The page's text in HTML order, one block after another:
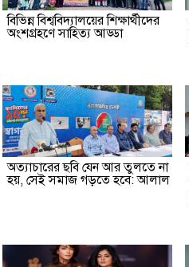
বিভিন্ন বিশ্ববিদ্যালয়ের শিক্ষার্থীদের
অংশগ্রহণে সাহিত্য আড্ডা
অত্যাচারের ছবি যেন আর তুলতে না
হয়, সেই সমাজ গড়তে হবে: আলাল